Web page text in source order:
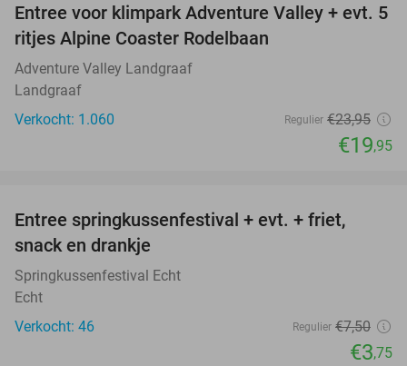
17%
Entree voor klimpark Adventure Valley + evt. 5
ritjes Alpine Coaster Rodelbaan
Adventure Valley Landgraaf
Landgraaf
Verkocht: 1.060
Regulier €23,95
€19,95
Entree springkussenfestival + evt. + friet,
snack en drankje
Springkussenfestival Echt
Echt
Verkocht: 46
Regulier €7,50
€3,75